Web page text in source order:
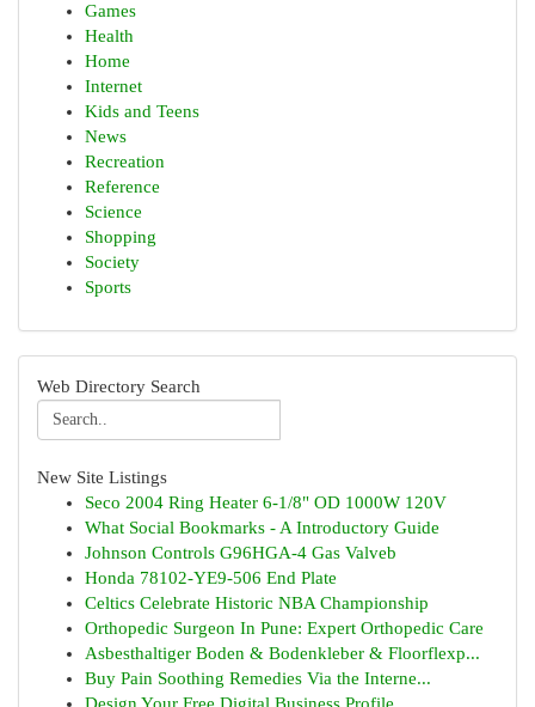
Games
Health
Home
Internet
Kids and Teens
News
Recreation
Reference
Science
Shopping
Society
Sports
Web Directory Search
New Site Listings
Seco 2004 Ring Heater 6-1/8" OD 1000W 120V
What Social Bookmarks - A Introductory Guide
Johnson Controls G96HGA-4 Gas Valveb
Honda 78102-YE9-506 End Plate
Celtics Celebrate Historic NBA Championship
Orthopedic Surgeon In Pune: Expert Orthopedic Care
Asbesthaltiger Boden & Bodenkleber & Floorflexp...
Buy Pain Soothing Remedies Via the Interne...